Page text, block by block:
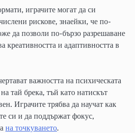
играчите могат да си
рискове, знаейки, че по-
да позволи по-бързо разрешаване
креативността и адаптивността в
важността на психическата
тай брека, тъй като натискът
Играчите трябва да научат как
си и да поддържат фокус,
на точкуването.